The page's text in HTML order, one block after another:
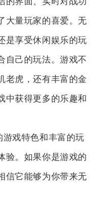
大量玩家的喜爱。无
是享受休闲娱乐的玩
自己的玩法。游戏不
老虎，还有丰富的金
中获得更多的乐趣和
戏特色和丰富的玩
验。如果你是游戏的
信它能够为你带来无